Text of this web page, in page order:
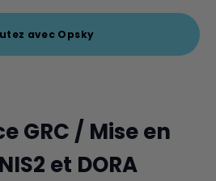
avec Opsky
GRC / Mise en
et DORA